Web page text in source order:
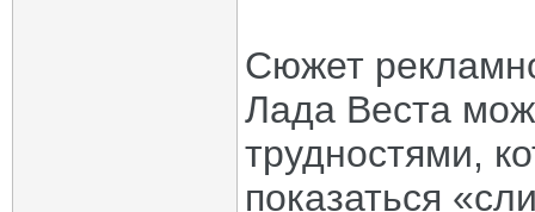
Сюжет
Лада Веста
трудностями,
показаться